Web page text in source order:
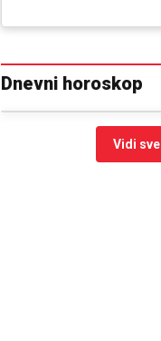
Dnevni horoskop
Vidi sve